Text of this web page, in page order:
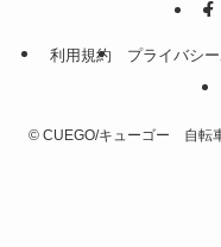
利用規約 プライバシ
©CUEGO/キューゴー 自転